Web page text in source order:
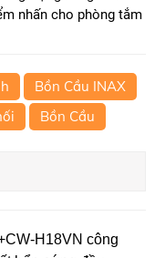
nhấn cho phòng tắm
Bồn Cầu INAX
Bồn Cầu
H18VN công